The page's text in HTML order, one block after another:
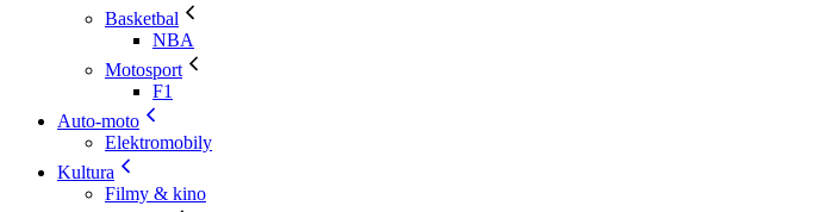
Basketbal
NBA
Motosport
F1
Auto-moto
Elektromobily
Kultura
Filmy & kino